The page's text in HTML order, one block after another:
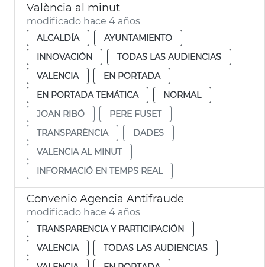
València al minut
modificado hace 4 años
ALCALDÍA
AYUNTAMIENTO
INNOVACIÓN
TODAS LAS AUDIENCIAS
VALENCIA
EN PORTADA
EN PORTADA TEMÁTICA
NORMAL
JOAN RIBÓ
PERE FUSET
TRANSPARÈNCIA
DADES
VALENCIA AL MINUT
INFORMACIÓ EN TEMPS REAL
Convenio Agencia Antifraude
modificado hace 4 años
TRANSPARENCIA Y PARTICIPACIÓN
VALENCIA
TODAS LAS AUDIENCIAS